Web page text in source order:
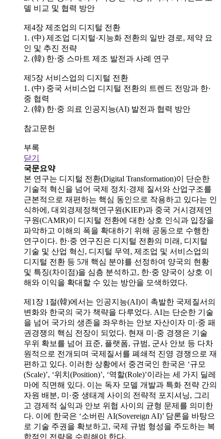
델 비교 및 협력 방안
제4장 제조업의 디지털 전환
1. (中) 제조업 디지털·지능화 전환의 일반 경로, 제약 요
인 및 추진 전략
2. (韓) 한·중 스마트 제조 발전과 사례 연구
제5장 서비스업의 디지털 전환
1. (中) 중국 서비스업 디지털 전환의 트렌드 전망과 한·
중 협력
2. (韓) 한·중 의료 인공지능(AI) 발전과 협력 방안
참고문헌
부록
닫기
국문요약
본 연구는 디지털 전환(Digital Transformation)이 단순한
기술적 혁신을 넘어 국제 정치·경제 질서와 산업구조를
근본적으로 재편하는 핵심 동인으로 작용하고 있다는 인
식하에, 대외경제정책연구원(KIEP)과 중국 거시경제연
구원(CAMR)이 디지털 전환에 대한 상호 인식과 입장을
파악하고 이해의 폭을 확대하기 위해 공동으로 수행한
연구이다. 한·중 연구진은 디지털 전환의 미래, 디지털
기술 및 산업 혁신, 디지털 무역, 제조업 및 서비스업의
디지털 전환 등 5개 핵심 분야를 선정하여 양국의 현황
및 특징(차이점)을 심층 분석하고, 한·중 양국이 상호 이
해와 이익을 확대할 수 있는 방안을 모색하였다.
제1장 1절(韓)에서는 인공지능(AI)이 촉발한 국제질서의
변화와 한국의 국가 책략을 다루었다. AI는 단순한 기술
을 넘어 국가의 생존을 좌우하는 안보 자산이자 미·중 패
권경쟁의 핵심 전장이 되었다. 현재 미·중 경쟁은 기술
우위 확보를 넘어 표준, 플랫폼, 규범, 군사 안보 등 다차
원적으로 전개되며 국제질서를 폐쇄적 진영 경쟁으로 재
편하고 있다. 이러한 상황에서 중견국인 한국은 ‘규모
(Scale)’, ‘위치(Position)’, ‘역할(Role)’이라는 세 가지 딜레
마에 직면해 있다. 이는 독자 모델 개발과 특화 전략 간의
자원 배분, 미·중 생태계 사이의 전략적 포지셔닝, 그리
고 경제적 실익과 안보 위협 사이의 균형 문제를 의미한
다. 이에 한국은 ‘소버린 AI(Sovereign AI)’ 담론을 바탕으
로 기술 주권을 확보하고, 국제 규범 형성을 주도하는 복
합적인 전략을 수립해야 한다.